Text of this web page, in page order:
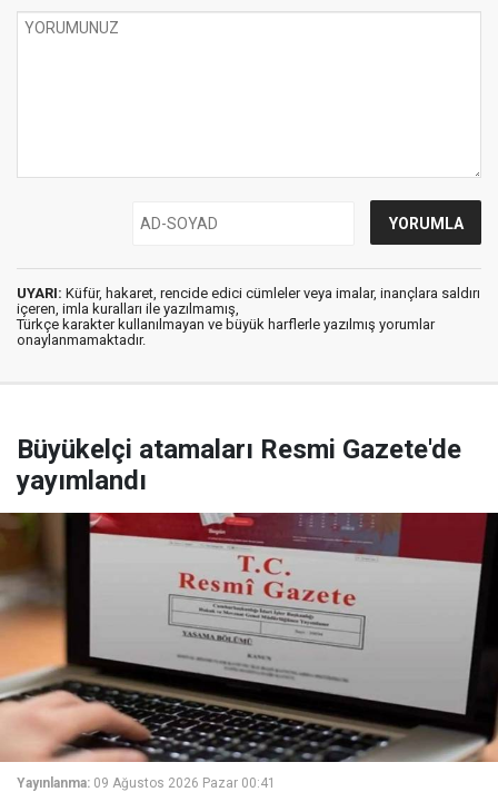
UYARI: Küfür, hakaret, rencide edici cümleler veya imalar, inançlara saldırı
içeren, imla kuralları ile yazılmamış,
Türkçe karakter kullanılmayan ve büyük harflerle yazılmış yorumlar
onaylanmamaktadır.
Büyükelçi atamaları Resmi Gazete'de
yayımlandı
Yayınlanma: 09 Ağustos 2026 Pazar 00:41